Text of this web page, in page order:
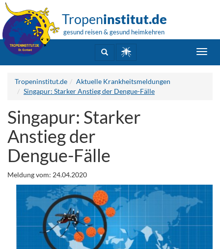
Tropeninstitut.de
gesund reisen & gesund heimkehren
Tropeninstitut.de
Aktuelle Krankheitsmeldungen
Singapur: Starker Anstieg der Dengue-Fälle
Singapur: Starker
Anstieg der
Dengue-Fälle
Meldung vom: 24.04.2020